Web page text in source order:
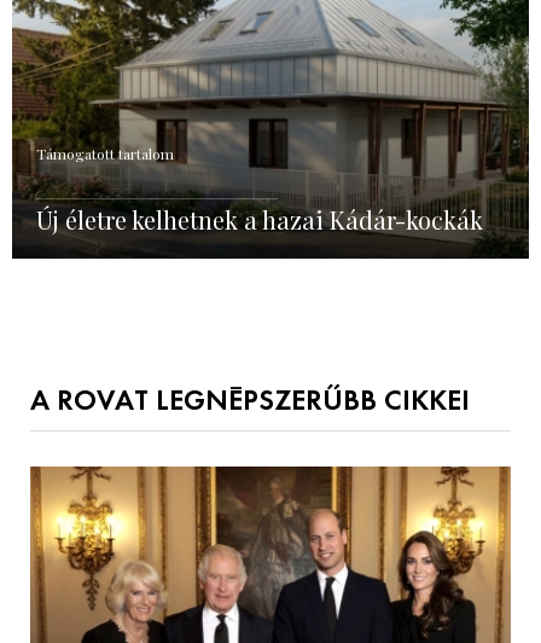
Támogatott tartalom
Új életre kelhetnek a hazai Kádár-kockák
A ROVAT LEGNÉPSZERŰBB CIKKEI